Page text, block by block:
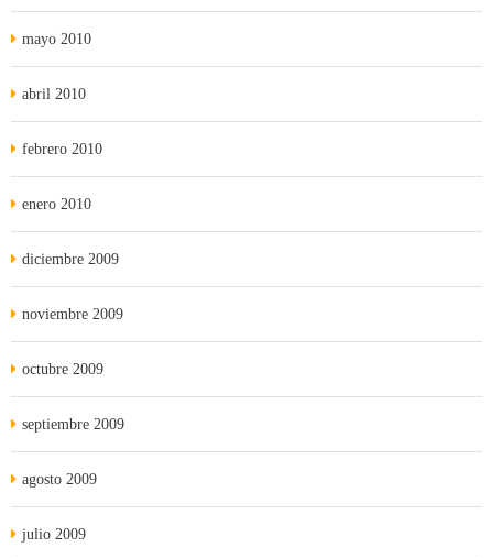
mayo 2010
abril 2010
febrero 2010
enero 2010
diciembre 2009
noviembre 2009
octubre 2009
septiembre 2009
agosto 2009
julio 2009